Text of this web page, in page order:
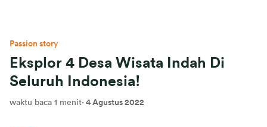
Passion story
Eksplor 4 Desa Wisata Indah Di
Seluruh Indonesia!
waktu baca 1 menit· 4 Agustus 2022